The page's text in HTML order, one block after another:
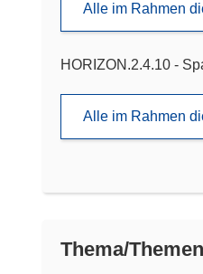
Alle im Rahmen
HORIZON.2.4.10 -
Alle im Rahmen
Thema/Themen